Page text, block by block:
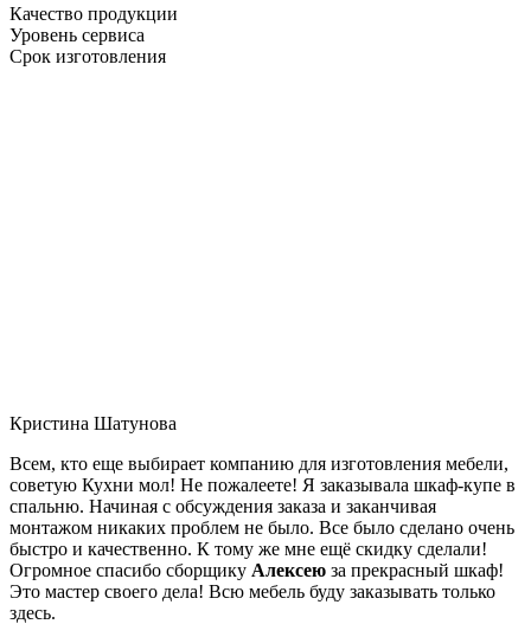
Качество продукции
Уровень сервиса
Срок изготовления
Кристина Шатунова
Всем, кто еще выбирает компанию для изготовления мебели,
советую Кухни мол! Не пожалеете! Я заказывала шкаф-купе в
спальню. Начиная с обсуждения заказа и заканчивая
монтажом никаких проблем не было. Все было сделано очень
быстро и качественно. К тому же мне ещё скидку сделали!
Огромное спасибо сборщику Алексею за прекрасный шкаф!
Это мастер своего дела! Всю мебель буду заказывать только
здесь.